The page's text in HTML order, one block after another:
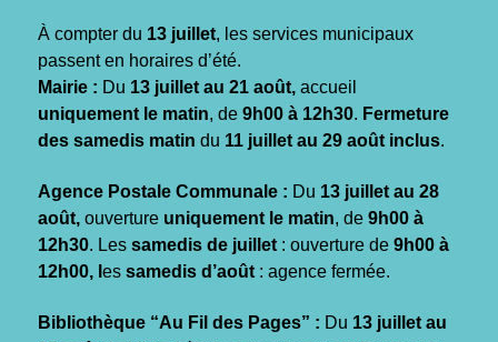
À compter du 13 juillet, les services municipaux
passent en horaires d’été.
Mairie : Du 13 juillet au 21 août, accueil
uniquement le matin, de 9h00 à 12h30. Fermeture
des samedis matin du 11 juillet au 29 août inclus.
Agence Postale Communale : Du 13 juillet au 28
août, ouverture uniquement le matin, de 9h00 à
12h30. Les samedis de juillet : ouverture de 9h00 à
12h00, l es samedis d’août : agence fermée.
Bibliothèque “Au Fil des Pages” : Du 13 juillet au